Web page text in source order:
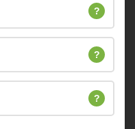
?
?
?